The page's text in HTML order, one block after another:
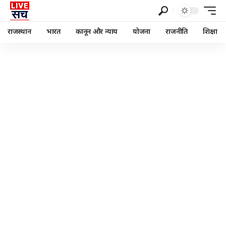
राजस्थान भारत कानून और न्याय योजना राजनीति शिक्षा